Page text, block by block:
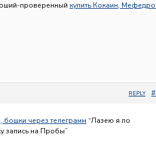
проверенный купить Кокаин,
REPLY
бошки через телеграмм “Лазею я по
запись на Пробы”